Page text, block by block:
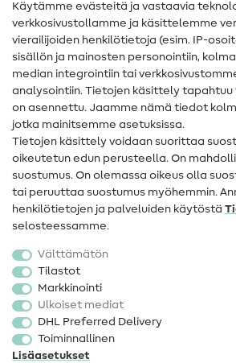
Ompelusanasto
Ompeluohjeet
Apua ja yhteystiedot
Yhteystiedot
Tietoa omistajanvaihdoksesta
Peruutusoikeus
Suosittu
Kankaat
Ompelutarvikkeet
Ale
Käytämme evästeitä ja vastaavia
verkkosivustollamme ja käsittelemme
vierailijoiden henkilötietoja (esim. IP-
sisällön ja mainosten personointiin,
median integrointiin tai
analysointiin. Tietojen käsittely tapahtuu
on asennettu. Jaamme nämä tiedot
jotka mainitsemme asetuksissa.
Tietojen käsittely voidaan suorittaa
oikeutetun edun perusteella. On
suostumus. On olemassa oikeus olla
tai peruuttaa suostumus myöhemmin.
henkilötietojen ja palveluiden käytöstä
selosteessamme.
Välttämätön
Tilastot
Markkinointi
Ulkoiset mediat
DHL Preferred Delivery
Toiminnallinen
Lisäasetukset